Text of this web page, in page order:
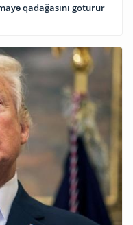
qadağasını götürür